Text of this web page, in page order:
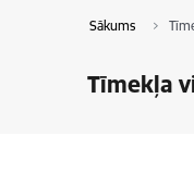
Sākums
Tīmekļa